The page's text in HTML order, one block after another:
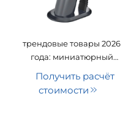
трендовые товары 2026
года: миниатюрный
пылесос с USB-
Получить расчёт
стоимости